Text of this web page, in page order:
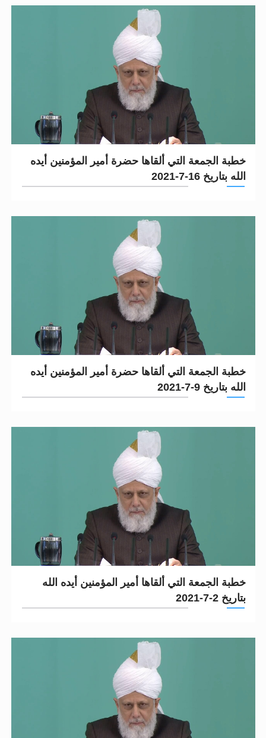
خطبة الجمعة التي ألقاها حضرة أمير المؤمنين أيده
الله بتاريخ 16-7-2021
خطبة الجمعة التي ألقاها حضرة أمير المؤمنين أيده
الله بتاريخ 9-7-2021
خطبة الجمعة التي ألقاها أمير المؤمنين أيده الله
بتاريخ 2-7-2021